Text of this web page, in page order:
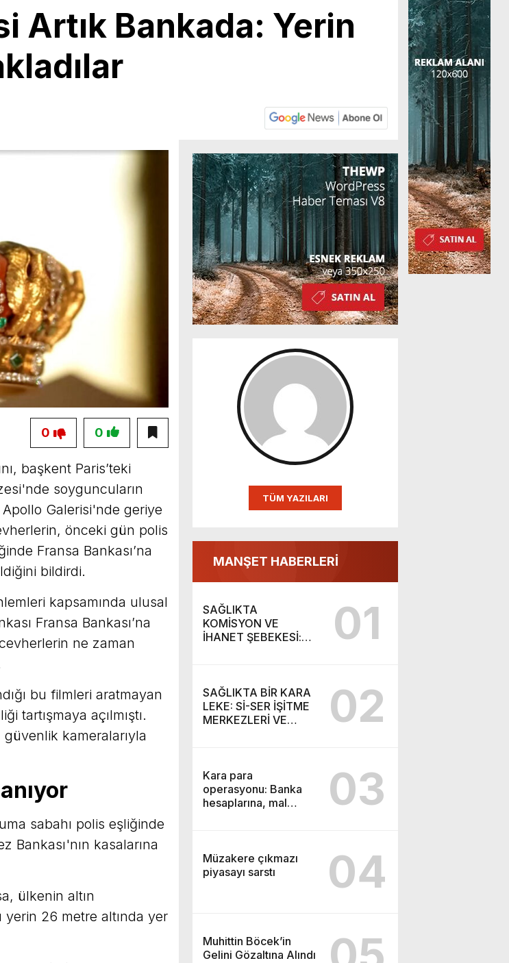
Artık Bankada: Yerin
TÜM YAZILARI
MANŞET HABERLERİ
SAĞLIKTA
KOMİSYON VE
İHANET ŞEBEKESİ:
VURGUNU!
01
SAĞLIKTA BİR KARA
LEKE: Sİ-SER İŞİTME
MERKEZLERİ VE
02
Kara para
operasyonu: Banka
hesaplarına, mal
03
Müzakere çıkmazı
piyasayı sarstı
04
Muhittin Böcek’in
Gelini Gözaltına Alındı
0
0
başkent Paris’teki
soyguncuların
Galerisi'nde geriye
önceki gün polis
Fransa Bankası’na
bildirdi.
kapsamında ulusal
Fransa Bankası’na
ne zaman
bu filmleri aratmayan
tartışmaya açılmıştı.
kameralarıyla
sabahı polis eşliğinde
Bankası'nın kasalarına
ülkenin altın
yerin 26 metre altında yer